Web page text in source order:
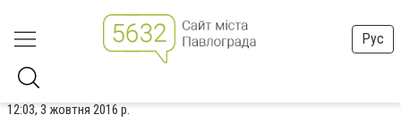
Рус
12:03, 3 жовтня 2016 р.